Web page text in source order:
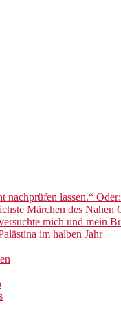
lassen.“
Märchen des Nahen
mich und mein
im halben Jahr